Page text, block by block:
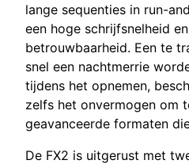
lange sequenties in run-
een hoge schrijfsnelheid
betrouwbaarheid. Een te
snel een nachtmerrie
tijdens het opnemen,
zelfs het onvermogen om
geavanceerde formaten
De FX2 is uitgerust met